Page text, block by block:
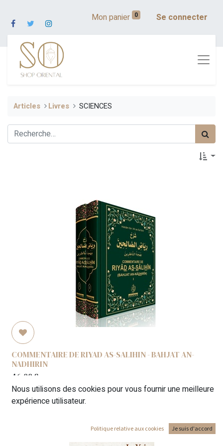
Mon panier 0 Se connecter
Articles ​​Livres SCIENCES
COMMENTAIRE DE RIYAD AS-SALIHIN - BAHJAT AN-
NADHIRIN
46,00 €
Nous utilisons des cookies pour vous fournir une meilleure
expérience utilisateur.
Politique relative aux cookies Je suis d'accord